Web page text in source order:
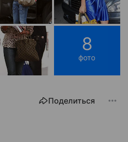
8
фото
Поделиться